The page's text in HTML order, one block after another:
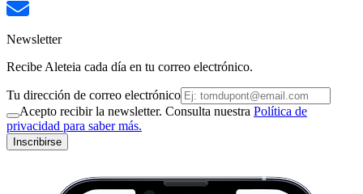
Newsletter
Recibe Aleteia cada día en tu correo electrónico.
Tu dirección de correo electrónico
Acepto recibir la newsletter. Consulta nuestra Política de
privacidad para saber más.
Inscribirse